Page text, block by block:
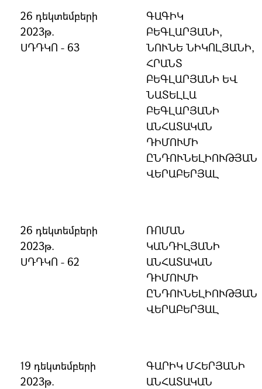
26 դեկտեմբերի
2023թ.
ՍԴԴԿՈ - 63
ԳԱԳԻԿ
ԲԵԳԼԱՐՅԱՆԻ,
ՆՈՒՆԵ ՆԻԿՈԼՅԱՆԻ,
ՀՐԱՆՏ
ԲԵԳԼԱՐՅԱՆԻ ԵՎ
ՆԱՏԵԼԼԱ
ԲԵԳԼԱՐՅԱՆԻ
ԱՆՀԱՏԱԿԱՆ
ԴԻՄՈՒՄԻ
ԸՆԴՈՒՆԵԼԻՈՒԹՅԱՆ
ՎԵՐԱԲԵՐՅԱԼ
26 դեկտեմբերի
2023թ.
ՍԴԴԿՈ - 62
ՌՈՄԱՆ
ԿԱՆԴԻԼՅԱՆԻ
ԱՆՀԱՏԱԿԱՆ
ԴԻՄՈՒՄԻ
ԸՆԴՈՒՆԵԼԻՈՒԹՅԱՆ
ՎԵՐԱԲԵՐՅԱԼ
19 դեկտեմբերի
2023թ.
ԳԱՐԻԿ ՄՀԵՐՅԱՆԻ
ԱՆՀԱՏԱԿԱՆ